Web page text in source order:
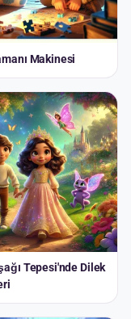
Makinesi
Tepesi'nde Dilek